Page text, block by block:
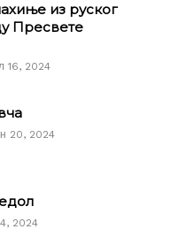
из руског
Пресвете
16, 2024
20, 2024
2024